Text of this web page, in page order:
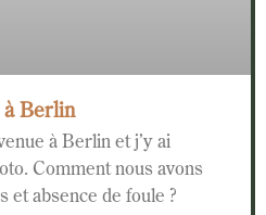
à Berlin
à Berlin et j’y ai
Comment nous avons
et absence de foule ?